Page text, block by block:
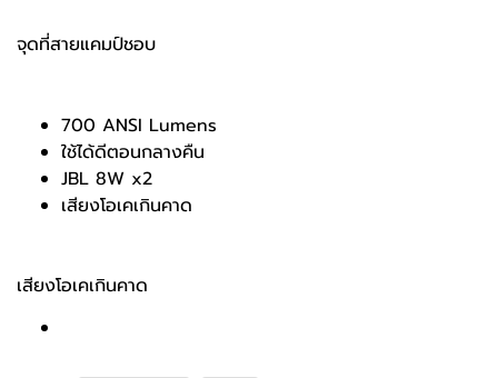
จุดที่สายแคมป์ชอบ
700 ANSI Lumens
ใช้ได้ดีตอนกลางคืน
JBL 8W x2
เสียงโอเคเกินคาด
เสียงโอเคเกินคาด